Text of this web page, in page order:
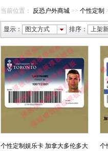
当前位置： 反恐户外商城 >> 个性定制
显示： 图文方式 排序： 上架
个性定制娱乐卡 加拿大多伦多大
个